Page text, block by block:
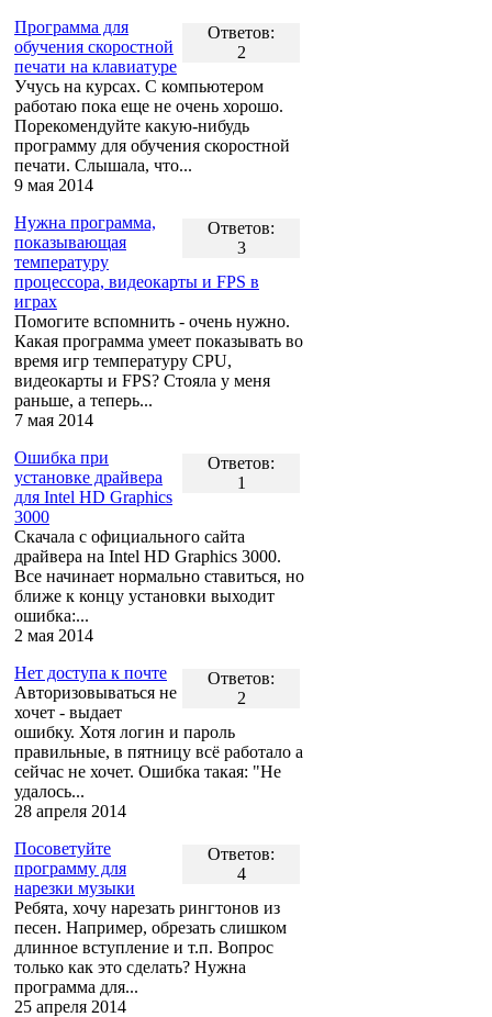
Ответов:
2
Программа для
обучения скоростной
печати на клавиатуре
Учусь на курсах. С компьютером
работаю пока еще не очень хорошо.
Порекомендуйте какую-нибудь
программу для обучения скоростной
печати. Слышала, что...
9 мая 2014
Ответов:
3
Нужна программа,
показывающая
температуру
процессора, видеокарты и FPS в
играх
Помогите вспомнить - очень нужно.
Какая программа умеет показывать во
время игр температуру CPU,
видеокарты и FPS? Стояла у меня
раньше, а теперь...
7 мая 2014
Ответов:
1
Ошибка при
установке драйвера
для Intel HD Graphics
3000
Скачала с официального сайта
драйвера на Intel HD Graphics 3000.
Все начинает нормально ставиться, но
ближе к концу установки выходит
ошибка:...
2 мая 2014
Ответов:
2
Нет доступа к почте
Авторизовываться не
хочет - выдает
ошибку. Хотя логин и пароль
правильные, в пятницу всё работало а
сейчас не хочет. Ошибка такая: "Не
удалось...
28 апреля 2014
Ответов:
4
Посоветуйте
программу для
нарезки музыки
Ребята, хочу нарезать рингтонов из
песен. Например, обрезать слишком
длинное вступление и т.п. Вопрос
только как это сделать? Нужна
программа для...
25 апреля 2014